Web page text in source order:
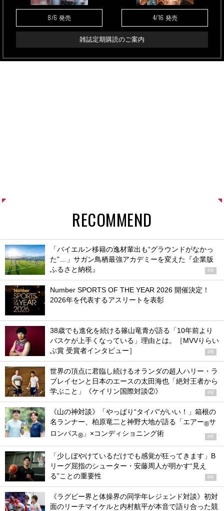
8/6 発売 4/16 発売
雑誌定期購読のご案内
RECOMMEND
「バイエルン移籍の逸材輩出も“グラウンドがなかっ
た”…」サガン鳥栖最強アカデミーを変えた『企業版
ふるさと納税』
PR
Number SPORTS OF THE YEAR 2026 開催決定！
2026年を代表するアスリートを表彰
38歳でも進化を続ける篠山竜青が語る「10年前より
バスケが上手くなっている」理由とは。［MVVりらい
ぶ賞 受賞者インタビュー］
PR
世界の頂点に君臨し続けるオランダの超人ハリー・ラ
ブレイセンと日本のエースの太田海也「絶対王者から
学ぶこと」《ケイリン国際対談②》
PR
《山の神対談》「やっぱり“タイパ”がいい！」箱根の
名ランナー、柏原竜二と神野大地が語る「エアー®サ
ロンパス® 」×コンディショニング術 PR
「少しぼやけているだけでも感覚が狂ってきます」B
リーグ屈指のシューター・安藤周人が明かす“見え
る”ことの重要性
PR
《ラグビー界と体操界の同学年レジェンド対談》初対
面のリーチマイケルと内村航平が本音で語り合った競